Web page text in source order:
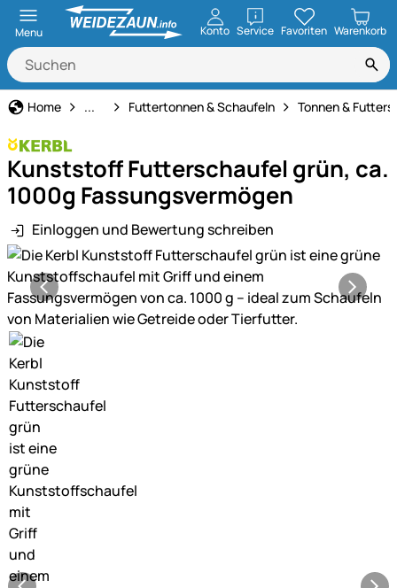
Menu Konto ServiceöffnenFavoriten Warenkorb
Home Fütterung
... Futtertonnen & Schaufeln Tonnen &
Kunststoff Futterschaufel grün, ca.
1000g Fassungsvermögen
Einloggen und Bewertung schreiben
Produktgalerie